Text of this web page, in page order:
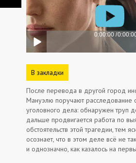
В закладки
После перевода в другой город
Мануэлю поручают расследование
уголовного дела: обнаружен труп
дальше продвигается работа по
обстоятельств этой трагедии, тем
осознает, что в этом деле всё не
и однозначно, как казалось на